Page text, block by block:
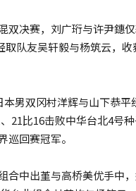
双决赛，刘广珩与许尹鏸
取队友吴轩毅与杨筑云，
男双冈村洋辉与山下恭平
21比16击败中华台北4号
巡回赛冠军。
合中出堇与高桥美优手中